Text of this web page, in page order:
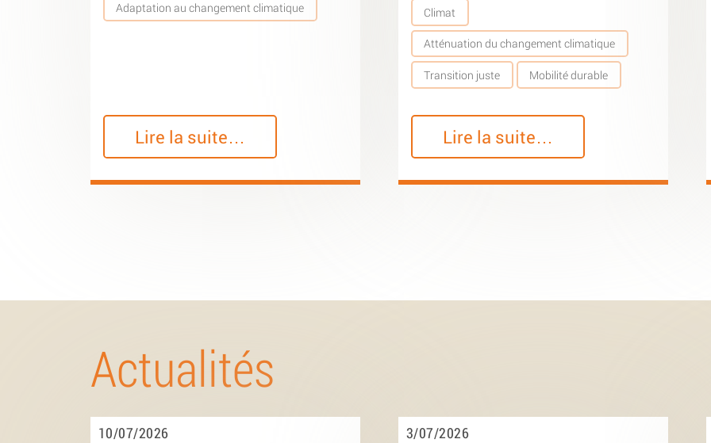
Adaptation au changement climatique
Lire la suite…
Climat
Atténuation du changement climatique
Transition juste Mobilité durable
Lire la suite…
Actualités
10/07/2026 3/07/2026